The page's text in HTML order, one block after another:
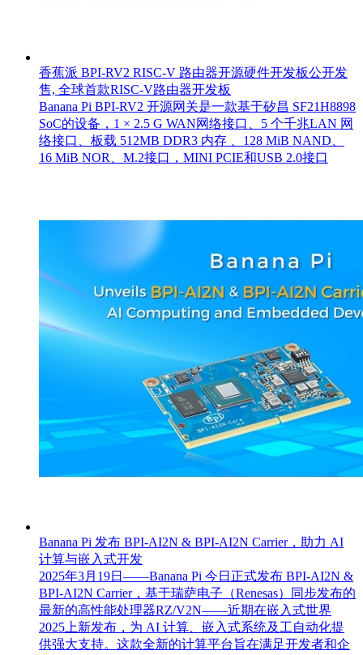
香蕉派 BPI-RV2 RISC-V 路由器开源硬件开发板公开发
售, 全球首款RISC-V路由器开发板
Banana Pi BPI-RV2 开源网关是⼀款基于矽昌 SF21H8898
SoC的设备，1 × 2.5 G WAN⽹络接⼝、5 个千兆LAN ⽹
络接⼝、板载 512MB DDR3 内存 、128 MiB NAND、
16 MiB NOR、M.2接⼝，MINI PCIE和USB 2.0接⼝
Banana Pi 发布 BPI-AI2N & BPI-AI2N Carrier，助力 AI
计算与嵌入式开发
2025年3月19日——Banana Pi 今日正式发布 BPI-AI2N &
BPI-AI2N Carrier，基于瑞萨电子（Renesas）同步发布的
最新的高性能处理器RZ/V2N——近期在嵌入式世界
2025上新发布，为 AI 计算、嵌入式系统及工自动化提
供强大支持。这款全新的计算平台旨在满足开发者和企